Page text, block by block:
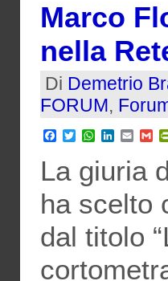
Marco
nella
Di Demetrio
FORUM,
Facebook
TwitterWhatsApp
LinkedIn
Email
La giuria
ha scelto
dal titolo